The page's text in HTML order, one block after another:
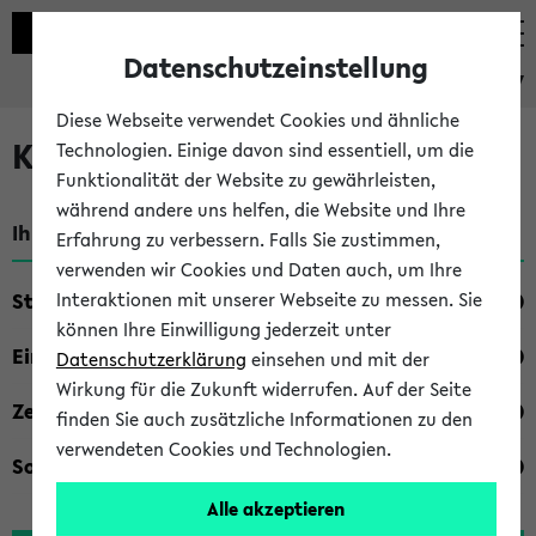
eKVV
Kombisuche im eKVV
Ihre Suchkriterien:
Studienfach
Einrichtung
Zeiten
Sonstiges
Datenschutzeinstellung
Diese Webseite verwendet Cookies und ähnliche
Technologien. Einige davon sind essentiell, um die
Funktionalität der Website zu gewährleisten,
während andere uns helfen, die Website und Ihre
Erfahrung zu verbessern. Falls Sie zustimmen,
verwenden wir Cookies und Daten auch, um Ihre
Interaktionen mit unserer Webseite zu messen. Sie
können Ihre Einwilligung jederzeit unter
Datenschutzerklärung einsehen und mit der
Wirkung für die Zukunft widerrufen. Auf der Seite
finden Sie auch zusätzliche Informationen zu den
verwendeten Cookies und Technologien.
Alle akzeptieren